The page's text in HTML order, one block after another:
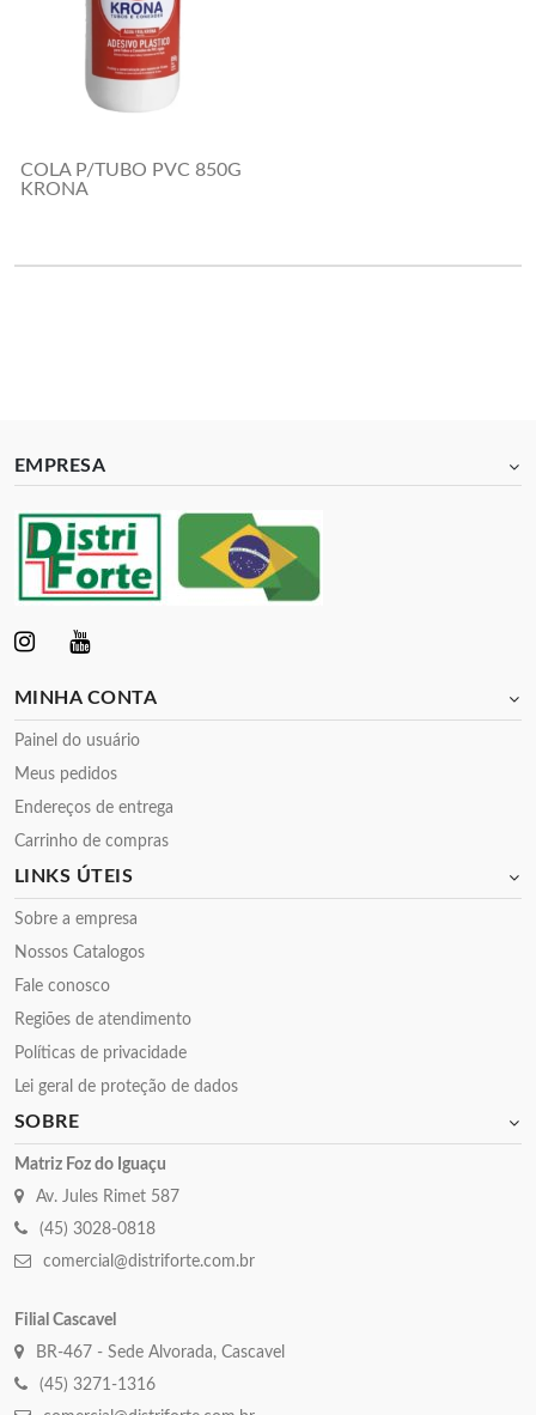
COLA P/TUBO PVC 850G
KRONA
EMPRESA
MINHA CONTA
Painel do usuário
Meus pedidos
Endereços de entrega
Carrinho de compras
LINKS ÚTEIS
Sobre a empresa
Nossos Catalogos
Fale conosco
Regiões de atendimento
Políticas de privacidade
Lei geral de proteção de dados
SOBRE
Matriz Foz do Iguaçu
Av. Jules Rimet 587
(45) 3028-0818
comercial@distriforte.com.br
Filial Cascavel
BR-467 - Sede Alvorada, Cascavel
(45) 3271-1316